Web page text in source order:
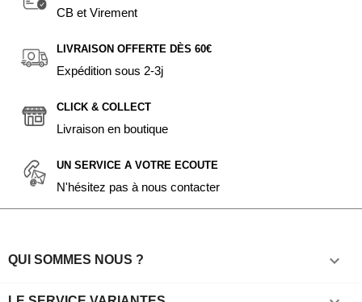
CB et Virement
LIVRAISON OFFERTE DÈS 60€
Expédition sous 2-3j
CLICK & COLLECT
Livraison en boutique
UN SERVICE A VOTRE ECOUTE
N'hésitez pas à nous contacter
QUI SOMMES NOUS ? 